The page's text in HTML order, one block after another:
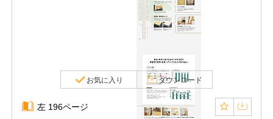
お気に入り ダウンロード
左 196ページ